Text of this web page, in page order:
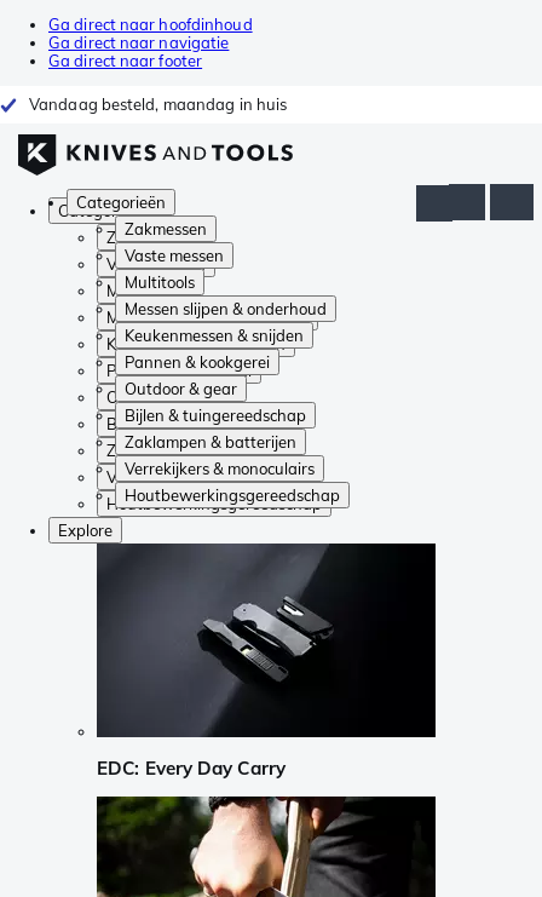
Ga direct naar hoofdinhoud
Ga direct naar navigatie
Ga direct naar footer
Vandaag besteld, maandag in huis
Categorieën
Zakmessen
Vaste messen
Multitools
Messen slijpen & onderhoud
Keukenmessen & snijden
Pannen & kookgerei
Outdoor & gear
Bijlen & tuingereedschap
Zaklampen & batterijen
Verrekijkers & monoculairs
Houtbewerkingsgereedschap
Categorieën
Zakmessen
Vaste messen
Multitools
Messen slijpen & onderhoud
Keukenmessen & snijden
Pannen & kookgerei
Outdoor & gear
Bijlen & tuingereedschap
Zaklampen & batterijen
Verrekijkers & monoculairs
Houtbewerkingsgereedschap
Explore
EDC: Every Day Carry